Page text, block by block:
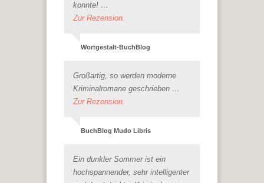
konnte! …
Zur Rezension.
Wortgestalt-BuchBlog
Großartig, so werden moderne
Kriminalromane geschrieben …
Zur Rezension.
BuchBlog Mudo Libris
Ein dunkler Sommer ist ein
hochspannender, sehr intelligenter